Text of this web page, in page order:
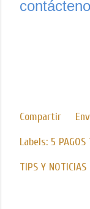
Compartir
Labels: 5 PAGOS
TIPS Y